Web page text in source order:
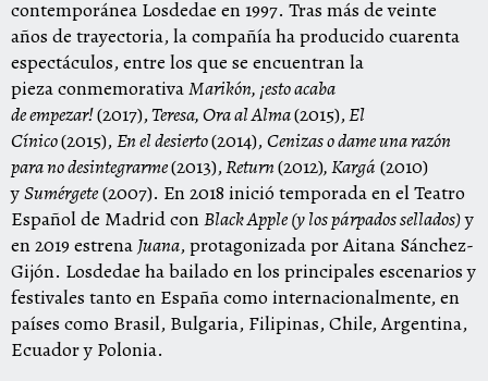
contemporánea Losdedae en 1997. Tras más de veinte
años de trayectoria, la compañía ha producido cuarenta
espectáculos, entre los que se encuentran la
pieza conmemorativaMarikón, ¡esto acaba
de empezar!(2017),Teresa, Ora al Alma(2015),El
Cínico(2015),En el desierto(2014),Cenizas o dame una razón
para no desintegrarme(2013),Return(2012), Kargá (2010)
ySumérgete(2007). En 2018 inició temporada en el Teatro
Español de Madrid conBlack Apple (y los párpados sellados)y
en 2019 estrena Juana, protagonizada por Aitana Sánchez-
Gijón. Losdedae ha bailado en los principales escenarios y
festivales tanto en España como internacionalmente, en
países como Brasil, Bulgaria, Filipinas, Chile, Argentina,
Ecuador y Polonia.